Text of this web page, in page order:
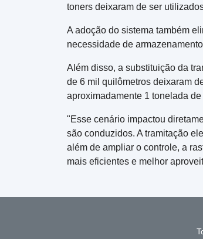
toners deixaram de ser
A adoção do sistema também
necessidade de
Além disso, a substituição da
de 6 mil quilômetros deixaram
aproximadamente 1 tonelada de
"Esse cenário impactou
são conduzidos. A tramitação
além de ampliar o controle, a
mais eficientes e melhor